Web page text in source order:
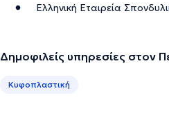
Ελληνική Εταιρεία
Δημοφιλείς υπηρεσίες στον
Κυφοπλαστική